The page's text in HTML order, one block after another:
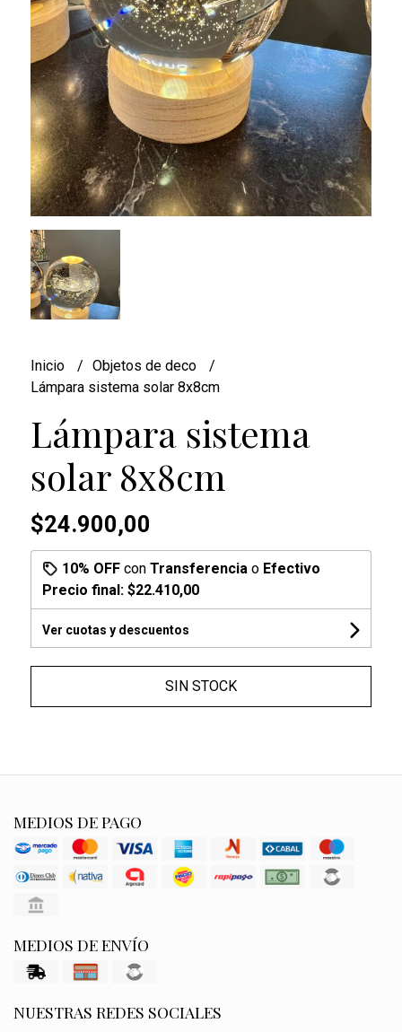
Inicio
Objetos de deco
Lámpara sistema solar 8x8cm
Lámpara sistema
solar 8x8cm
$24.900,00
10% OFFcon Transferencia o Efectivo
Precio final: $22.410,00
Ver cuotas y descuentos
SIN STOCK
MEDIOS DE PAGO
MEDIOS DE ENVÍO
NUESTRAS REDES SOCIALES